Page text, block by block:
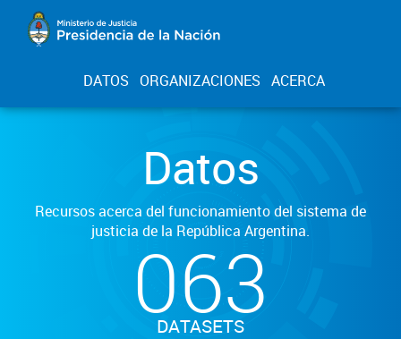
DATOS ORGANIZACIONES ACERCA
Datos
Recursos acerca del funcionamiento del sistema de
justicia de la República Argentina.
063
DATASETS